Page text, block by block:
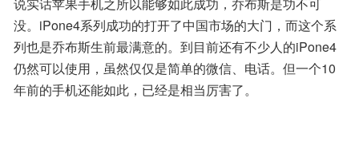
说实话苹果手机之所以能够如此成功，乔布斯是功不可
没。iPone4系列成功的打开了中国市场的大门，而这个系
列也是乔布斯生前最满意的。到目前还有不少人的iPone4
仍然可以使用，虽然仅仅是简单的微信、电话。但一个10
年前的手机还能如此，已经是相当厉害了。